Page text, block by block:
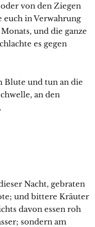
von den Ziegen
euch in Verwahrung
und die ganze
es gegen
Blute und tun an die
an den
Nacht, gebraten
und bittere Kräuter
davon essen roh
sondern am